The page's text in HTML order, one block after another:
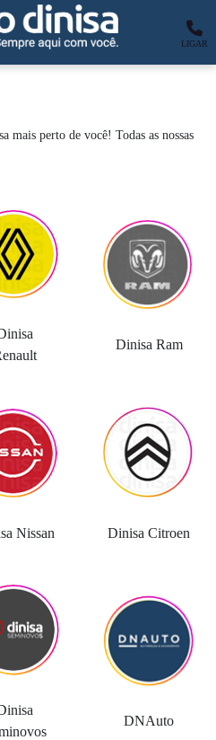
LIGAR
mais perto de você! Todas as nossas
Dinisa Ram
Nissan Dinisa Citroen
DNAuto